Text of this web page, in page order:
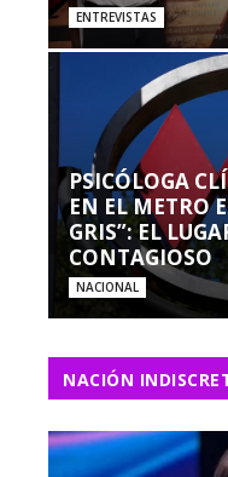
ENTREVISTAS
PSICÓLOGA
EN EL METRO
GRIS”: EL
CONTAGIOSO
NACIONAL
NACIÓN